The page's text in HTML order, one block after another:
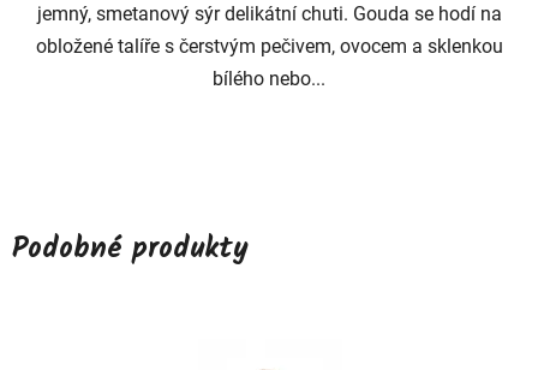
jemný, smetanový sýr delikátní chuti. Gouda se hodí na
obložené talíře s čerstvým pečivem, ovocem a sklenkou
bílého nebo...
Podobné produkty